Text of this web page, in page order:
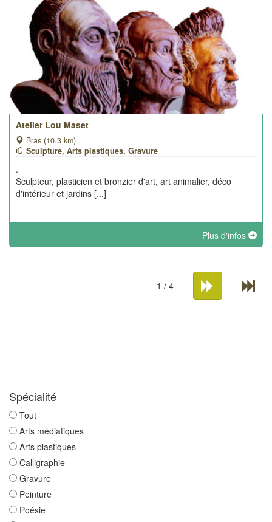
Atelier Lou Maset
Bras (10.3 km)
Sculpture, Arts plastiques, Gravure
.
Sculpteur, plasticien et bronzier d'art, art animalier, déco
d'intérieur et jardins [...]
Plus d'infos
1 / 4
Spécialité
Tout
Arts médiatiques
Arts plastiques
Calligraphie
Gravure
Peinture
Poésie